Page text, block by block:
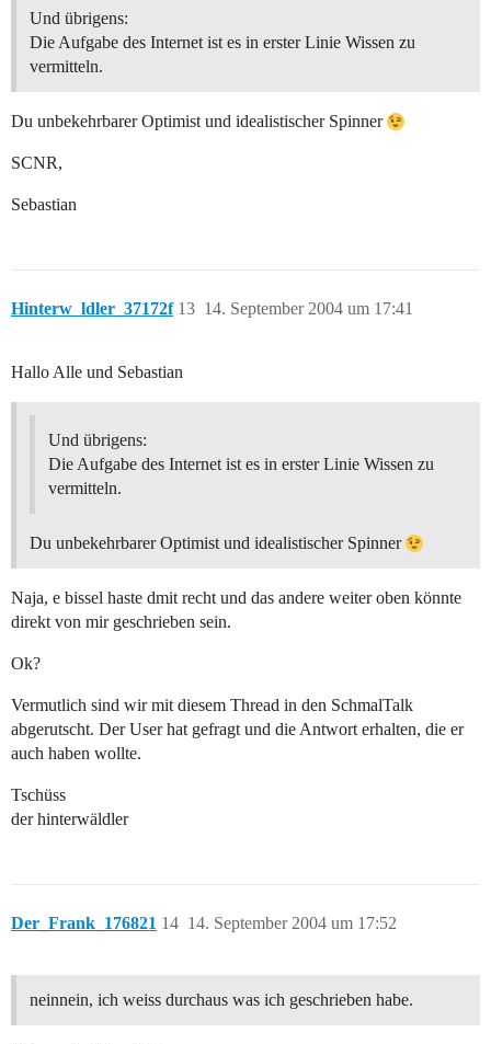
Und übrigens:
Die Aufgabe des Internet ist es in erster Linie Wissen zu
vermitteln.
Du unbekehrbarer Optimist und idealistischer Spinner
SCNR,
Sebastian
Hinterw_ldler_37172f 14. September 2004 um 17:41
13
Hallo Alle und Sebastian
Und übrigens:
Die Aufgabe des Internet ist es in erster Linie Wissen zu
vermitteln.
Du unbekehrbarer Optimist und idealistischer Spinner
Naja, e bissel haste dmit recht und das andere weiter oben könnte
direkt von mir geschrieben sein.
Ok?
Vermutlich sind wir mit diesem Thread in den SchmalTalk
abgerutscht. Der User hat gefragt und die Antwort erhalten, die er
auch haben wollte.
Tschüss
der hinterwäldler
Der_Frank_176821 14. September 2004 um 17:52
14
neinnein, ich weiss durchaus was ich geschrieben habe.